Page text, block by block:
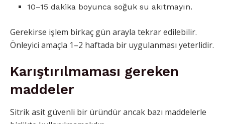
10–15 dakika boyunca soğuk su akıtmayın.
Gerekirse işlem birkaç gün arayla tekrar edilebilir.
Önleyici amaçla 1–2 haftada bir uygulanması yeterlidir.
Karıştırılmaması gereken
maddeler
Sitrik asit güvenli bir üründür ancak bazı maddelerle